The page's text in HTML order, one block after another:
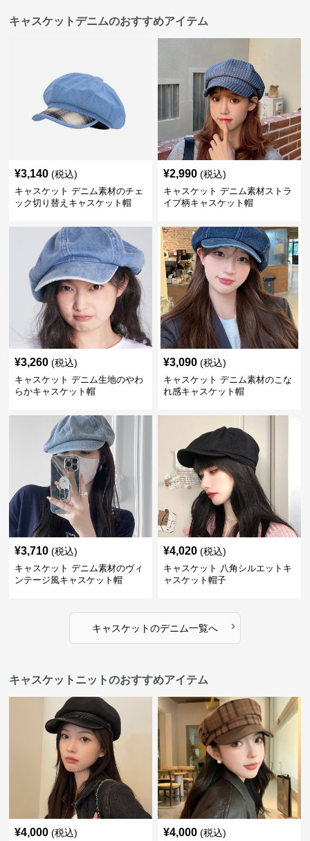
キャスケットデニムのおすすめアイテム
¥3,140 (税込)
キャスケット デニム素材のチェ
ック切り替えキャスケット帽
¥2,990 (税込)
キャスケット デニム素材ストラ
イプ柄キャスケット帽
¥3,260 (税込)
キャスケット デニム生地のやわ
らかキャスケット帽
¥3,090 (税込)
キャスケット デニム素材のこな
れ感キャスケット帽
¥3,710 (税込)
キャスケット デニム素材のヴィ
ンテージ風キャスケット帽
¥4,020 (税込)
キャスケット 八角シルエットキ
ャスケット帽子
キャスケットのデニム一覧へ ›
キャスケットニットのおすすめアイテム
¥4,000 (税込) ¥4,000 (税込)